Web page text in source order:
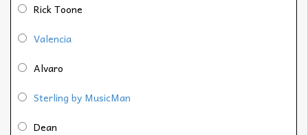
Rick Toone
Valencia
Alvaro
Sterling by MusicMan
Dean